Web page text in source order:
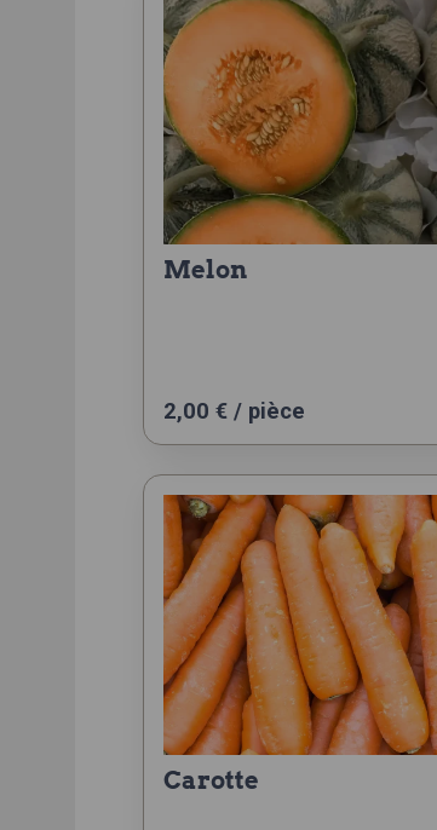
melon
2,00 € / pièce
carotte